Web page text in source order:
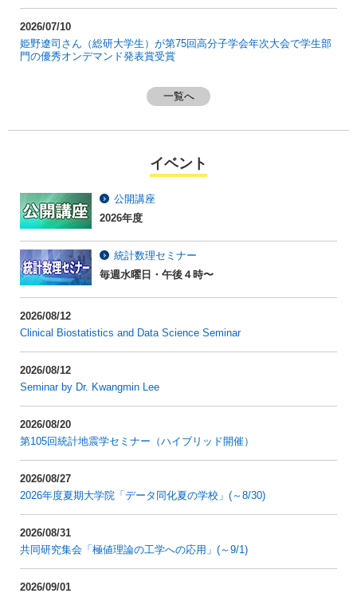
2026/07/10
姫野遼司さん（総研大学生）が第75回高分子学会年次大会で学生部
門の優秀オンデマンド発表賞受賞
一覧へ
イベント
公開講座
2026年度
統計数理セミナー
毎週水曜日・午後４時〜
2026/08/12
Clinical Biostatistics and Data Science Seminar
2026/08/12
Seminar by Dr. Kwangmin Lee
2026/08/20
第105回統計地震学セミナー（ハイブリッド開催）
2026/08/27
2026年度夏期大学院「データ同化夏の学校」(～8/30)
2026/08/31
共同研究集会「極値理論の工学への応用」(～9/1)
2026/09/01